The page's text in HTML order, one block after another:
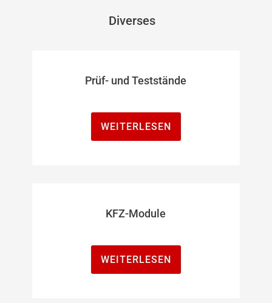
Diverses
Prüf- und Teststände
WEITERLESEN
KFZ-Module
WEITERLESEN